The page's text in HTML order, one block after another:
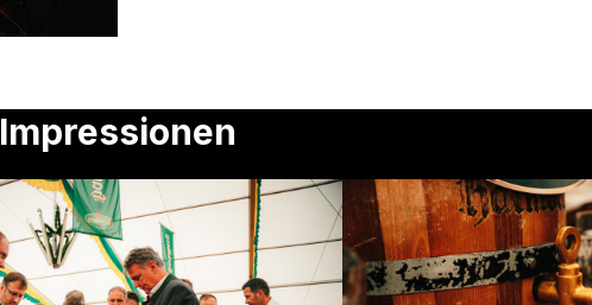
Impressionen